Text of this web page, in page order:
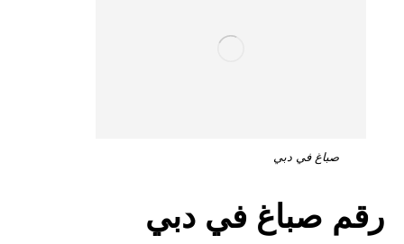
صباغ في دبي
رقم صباغ في دبي